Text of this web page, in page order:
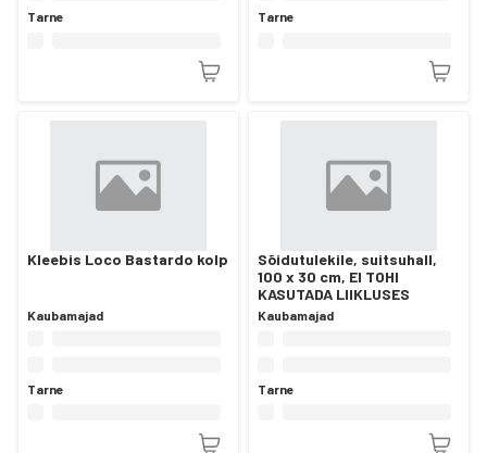
Tarne Tarne
Kleebis Loco Bastardo kolp
Kaubamajad
Tarne
Sõidutulekile, suitsuhall,
100 x 30 cm, EI TOHI
KASUTADA LIIKLUSES
Kaubamajad
Tarne